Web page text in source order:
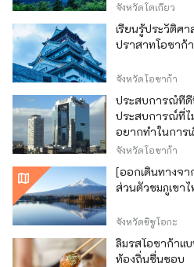
จังหวัดโตเกียว
เรียนรู้ประวัติศ
ปราสาทโอซาก้
จังหวัดโอซาก้า
ประสบการณ์ที่ดี
ประสบการณ์ที่ไ
อยากทำในการ
จังหวัดโอซาก้า
[ออกเดินทางจ
ส่วนตัวชมภูเขา
จังหวัดชิซูโอกะ
ลิ้มรสโอซาก้าแ
ท้องถิ่นชื่นชอบ